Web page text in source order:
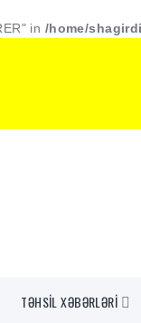
in /home/
TƏHSİL XƏBƏRLƏRİ